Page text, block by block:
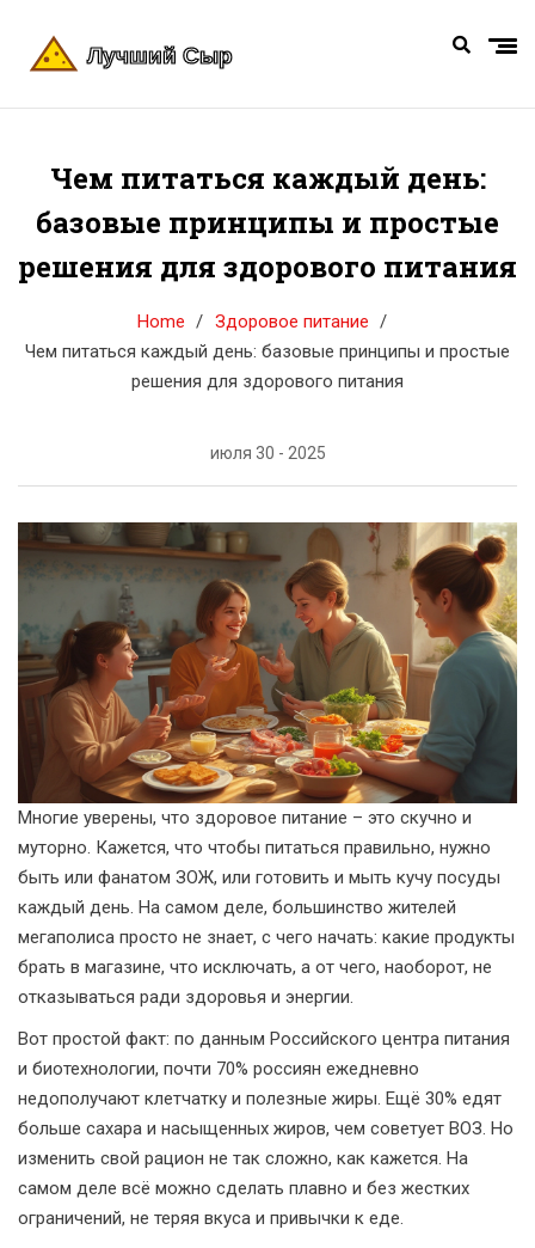
Чем питаться каждый день:
базовые принципы и простые
решения для здорового питания
Home
Здоровое питание
Чем питаться каждый день: базовые принципы и простые
решения для здорового питания
июля 30 - 2025
Многие уверены, что здоровое питание – это скучно и
муторно. Кажется, что чтобы питаться правильно, нужно
быть или фанатом ЗОЖ, или готовить и мыть кучу посуды
каждый день. На самом деле, большинство жителей
мегаполиса просто не знает, с чего начать: какие продукты
брать в магазине, что исключать, а от чего, наоборот, не
отказываться ради здоровья и энергии.
Вот простой факт: по данным Российского центра питания
и биотехнологии, почти 70% россиян ежедневно
недополучают клетчатку и полезные жиры. Ещё 30% едят
больше сахара и насыщенных жиров, чем советует ВОЗ. Но
изменить свой рацион не так сложно, как кажется. На
самом деле всё можно сделать плавно и без жестких
ограничений, не теряя вкуса и привычки к еде.